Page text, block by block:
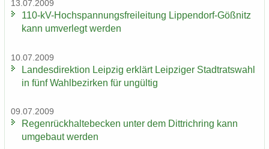
13.07.2009
110-​kV-Hochspannungsfreileitung Lippendorf-​Gößnitz
kann um­ver­legt wer­den
10.07.2009
Lan­des­di­rek­ti­on Leip­zig er­klärt Leip­zi­ger Stadt­rats­wahl
in fünf Wahl­be­zir­ken für un­gül­tig
09.07.2009
Re­gen­rück­hal­te­be­cken unter dem Dittrich­ring kann
um­ge­baut wer­den